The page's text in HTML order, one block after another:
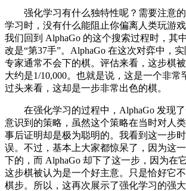
强化学习有什么独特性呢？需要注意的
学习时，没有什么能阻止你偏离人类玩游
我们回到 AlphaGo 的这个搜索过程时，其
改是“第37手”。AlphaGo 在这次对弈中，
专家通常不会下的棋。评估来看，这步棋
大约是1/10,000。也就是说，这是一个非常
过头来看，这却是一步非常出色的棋。
在强化学习的过程中，AlphaGo 发现了
意识到的策略，虽然这个策略在当时对人
事后证明却是极为聪明的。我看到这一步
误。不过，基本上大家都惊呆了，因为这
下的，而 AlphaGo 却下了这一步，因为在
这步棋被认为是一个好主意。只是恰好它
棋步。所以，这再次展示了强化学习的强大